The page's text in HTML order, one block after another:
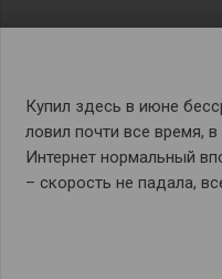
Купил здесь в июне
ловил почти все время,
Интернет нормальный
– скорость не падала,